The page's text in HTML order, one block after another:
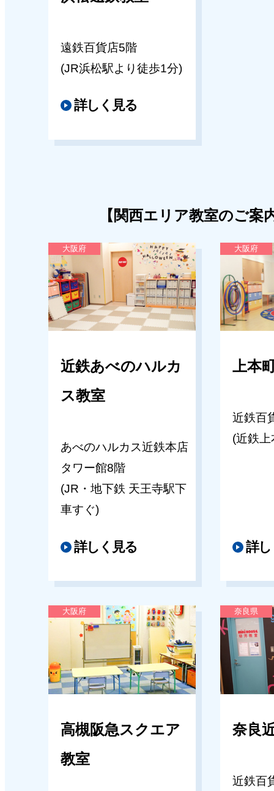
2026年03月02日
キッズパル梅田本校教室
☆春の入会キャンペーン のご案
年長志望校別ゼミ（昭和・日出
ミ）のご案内
2025年10月18日
キッズパル日本橋三越教室
案内
2025年10月18日
年長志望校別ゼミ（学芸大小金井
際小）のご案内
2025年07月11日
キッズパルたまプラーザ東急教室
2025年07月09日
キッズパルたまプラーザ東急教室
理英会アプリの「ちょっとした
遠鉄百貨店5階
(JR浜松駅より徒歩1分)
詳しく見る
【関西エリア教室のご案
近鉄あべのハルカ
ス教室
あべのハルカス近鉄本店
タワー館8階
(JR・地下鉄 天王寺駅下
車すぐ)
詳しく見る
大阪府
上本
近鉄百
(近鉄
詳
大阪府
高槻阪急スクエア
教室
大阪府
奈良
近鉄百
奈良県